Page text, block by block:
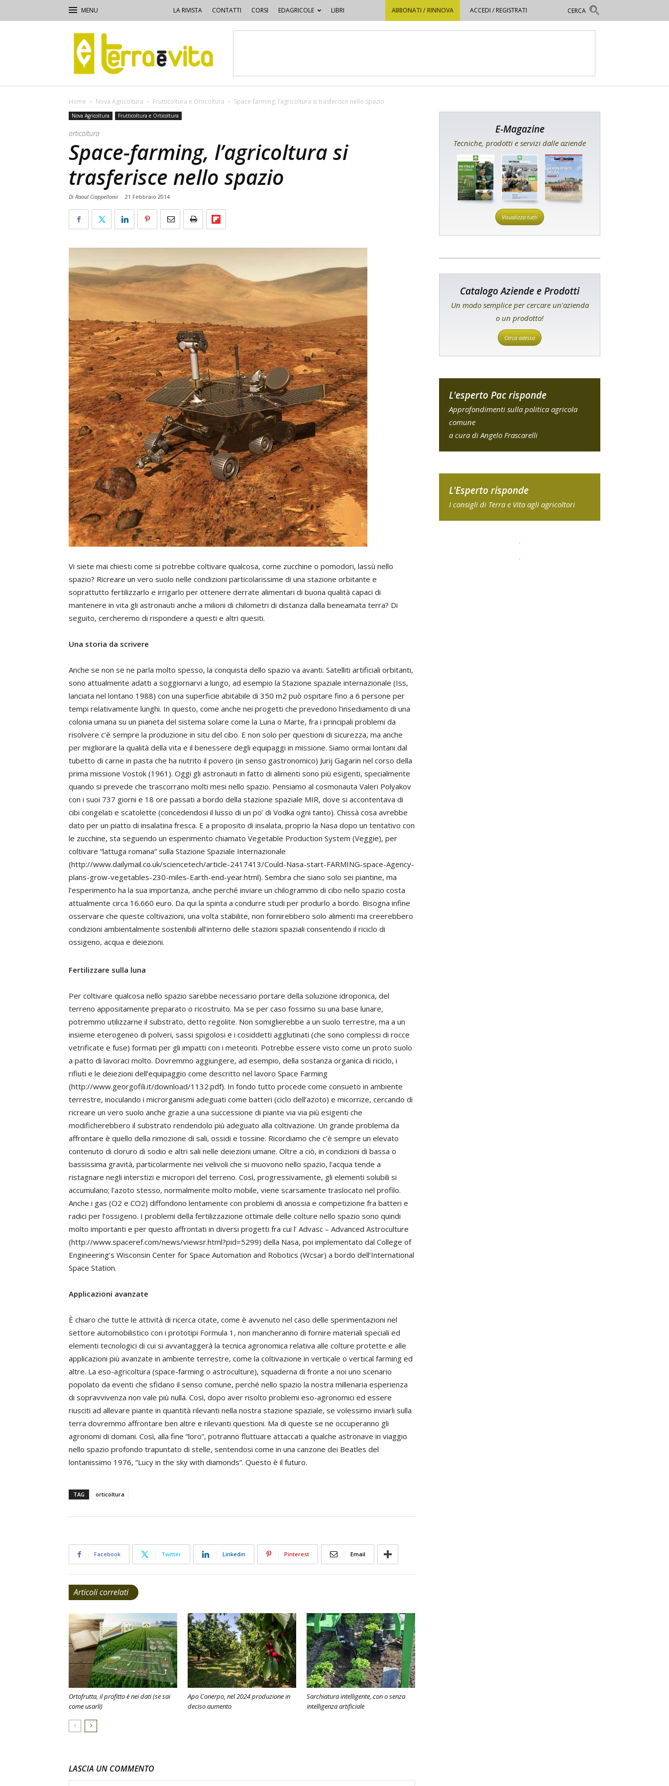
LA RIVISTA CONTATTI CORSI EDAGRICOLE LIBRI ABBONATI / RINNOVA ACCEDI / REGISTRATI
Terra
e
Vita
Home Nova Agricoltura Frutticoltura e Orticoltura Space-farming, l’agricoltura si trasferisce nello spazio
Nova Agricoltura Frutticoltura e Orticoltura
orticoltura
Space-farming, l’agricoltura si
trasferisce nello spazio
Di Raoul Ciappellonii - 21 Febbraio 2014
Vi siete mai chiesti come si potrebbe coltivare qualcosa, come zucchine o pomodori, lassù nello
spazio? Ricreare un vero suolo nelle condizioni particolarissime di una stazione orbitante e
soprattutto fertilizzarlo e irrigarlo per ottenere derrate alimentari di buona qualità capaci di
mantenere in vita gli astronauti anche a milioni di chilometri di distanza dalla beneamata terra? Di
seguito, cercheremo di rispondere a questi e altri quesiti.
Una storia da scrivere
Anche se non se ne parla molto spesso, la conquista dello spazio va avanti. Satelliti artificiali orbitanti,
sono attualmente adatti a soggiornarvi a lungo, ad esempio la Stazione spaziale internazionale (Iss,
lanciata nel lontano 1988) con una superficie abitabile di 350 m2 può ospitare fino a 6 persone per
tempi relativamente lunghi. In questo, come anche nei progetti che prevedono l’insediamento di una
colonia umana su un pianeta del sistema solare come la Luna o Marte, fra i principali problemi da
risolvere c’è sempre la produzione in situ del cibo. E non solo per questioni di sicurezza, ma anche
per migliorare la qualità della vita e il benessere degli equipaggi in missione. Siamo ormai lontani dal
tubetto di carne in pasta che ha nutrito il povero (in senso gastronomico) Jurij Gagarin nel corso della
prima missione Vostok (1961). Oggi gli astronauti in fatto di alimenti sono più esigenti, specialmente
quando si prevede che trascorrano molti mesi nello spazio. Pensiamo al cosmonauta Valeri Polyakov
con i suoi 737 giorni e 18 ore passati a bordo della stazione spaziale MIR, dove si accontentava di
cibi congelati e scatolette (concedendosi il lusso di un po’ di Vodka ogni tanto). Chissà cosa avrebbe
dato per un piatto di insalatina fresca. E a proposito di insalata, proprio la Nasa dopo un tentativo con
le zucchine, sta seguendo un esperimento chiamato Vegetable Production System (Veggie), per
coltivare “lattuga romana” sulla Stazione Spaziale Internazionale
(http://www.dailymail.co.uk/sciencetech/article-2417413/Could-Nasa-start-FARMING-space-Agency-
plans-grow-vegetables-230-miles-Earth-end-year.html). Sembra che siano solo sei piantine, ma
l’esperimento ha la sua importanza, anche perché inviare un chilogrammo di cibo nello spazio costa
attualmente circa 16.660 euro. Da qui la spinta a condurre studi per produrlo a bordo. Bisogna infine
osservare che queste coltivazioni, una volta stabilite, non fornirebbero solo alimenti ma creerebbero
condizioni ambientalmente sostenibili all’interno delle stazioni spaziali consentendo il riciclo di
ossigeno, acqua e deiezioni.
Fertilizzare sulla luna
Per coltivare qualcosa nello spazio sarebbe necessario portare della soluzione idroponica, del
terreno appositamente preparato o ricostruito. Ma se per caso fossimo su una base lunare,
potremmo utilizzarne il substrato, detto regolite. Non somiglierebbe a un suolo terrestre, ma a un
insieme eterogeneo di polveri, sassi spigolosi e i cosiddetti agglutinati (che sono complessi di rocce
vetrificate e fuse) formati per gli impatti con i meteoriti. Potrebbe essere visto come un proto suolo
a patto di lavoraci molto. Dovremmo aggiungere, ad esempio, della sostanza organica di riciclo, i
rifiuti e le deiezioni dell’equipaggio come descritto nel lavoro Space Farming
(http://www.georgofili.it/download/1132.pdf). In fondo tutto procede come consueto in ambiente
terrestre, inoculando i microrganismi adeguati come batteri (ciclo dell’azoto) e micorrize, cercando di
ricreare un vero suolo anche grazie a una successione di piante via via più esigenti che
modificherebbero il substrato rendendolo più adeguato alla coltivazione. Un grande problema da
affrontare è quello della rimozione di sali, ossidi e tossine. Ricordiamo che c’è sempre un elevato
contenuto di cloruro di sodio e altri sali nelle deiezioni umane. Oltre a ciò, in condizioni di bassa o
bassissima gravità, particolarmente nei velivoli che si muovono nello spazio, l’acqua tende a
ristagnare negli interstizi e micropori del terreno. Così, progressivamente, gli elementi solubili si
accumulano; l’azoto stesso, normalmente molto mobile, viene scarsamente traslocato nel profilo.
Anche i gas (O2 e CO2) diffondono lentamente con problemi di anossia e competizione fra batteri e
radici per l’ossigeno. I problemi della fertilizzazione ottimale delle colture nello spazio sono quindi
molto importanti e per questo affrontati in diversi progetti fra cui l’ Advasc – Advanced Astroculture
(http://www.spaceref.com/news/viewsr.html?pid=5299) della Nasa, poi implementato dal College of
Engineering’s Wisconsin Center for Space Automation and Robotics (Wcsar) a bordo dell’International
Space Station.
Applicazioni avanzate
È chiaro che tutte le attività di ricerca citate, come è avvenuto nel caso delle sperimentazioni nel
settore automobilistico con i prototipi Formula 1, non mancheranno di fornire materiali speciali ed
elementi tecnologici di cui si avvantaggerà la tecnica agronomica relativa alle colture protette e alle
applicazioni più avanzate in ambiente terrestre, come la coltivazione in verticale o vertical farming ed
altre. La eso-agricoltura (space-farming o astroculture), squaderna di fronte a noi uno scenario
popolato da eventi che sfidano il senso comune, perché nello spazio la nostra millenaria esperienza
di sopravvivenza non vale più nulla. Così, dopo aver risolto problemi eso-agronomici ed essere
riusciti ad allevare piante in quantità rilevanti nella nostra stazione spaziale, se volessimo inviarli sulla
terra dovremmo affrontare ben altre e rilevanti questioni. Ma di queste se ne occuperanno gli
agronomi di domani. Così, alla fine “loro”, potranno fluttuare attaccati a qualche astronave in viaggio
nello spazio profondo trapuntato di stelle, sentendosi come in una canzone dei Beatles del
lontanissimo 1976, “Lucy in the sky with diamonds”. Questo è il futuro.
TAG orticoltura
Facebook Twitter Linkedin Pinterest Email
Articoli correlati
Ortofrutta, il profitto è nei dati (se sai
come usarli)
Apo Conerpo, nel 2024 produzione in
deciso aumento
Sarchiatura intelligente, con o senza
intelligenza artificiale
LASCIA UN COMMENTO
E-Magazine
Tecniche, prodotti e servizi dalle aziende
Visualizza tutti
Catalogo Aziende e Prodotti
Un modo semplice per cercare un'azienda
o un prodotto!
Cerca adesso
L'esperto Pac risponde
Approfondimenti sulla politica agricola
comune
a cura di Angelo Frascarelli
L'Esperto risponde
I consigli di Terra e Vita agli agricoltori